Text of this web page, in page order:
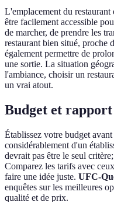
L'emplacement du
être facilement accessible
de marcher, de prendre les
restaurant bien situé, proche
également permettre de
une sortie. La situation
l'ambiance, choisir un
un vrai atout.
Budget et
Établissez votre budget
considérablement d'un
devrait pas être le seul
Comparez les tarifs avec
faire une idée juste. UFC-
enquêtes sur les meilleures
qualité et de prix.